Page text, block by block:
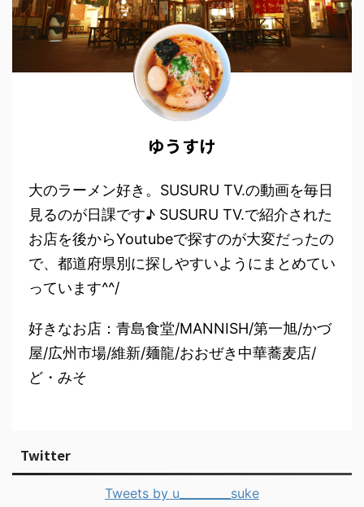
ゆうすけ
大のラーメン好き。SUSURU TV.の動画を毎日
見るのが日課です♪ SUSURU TV.で紹介された
お店を後からYoutubeで探すのが大変だったの
で、都道府県別に探しやすいようにまとめてい
っています^^/
好きなお店：青島食堂/MANNISH/第一旭/かづ
屋/広州市場/維新/麺龍/おおぜき中華蕎麦店/
ど・みそ
Twitter
Tweets by u_________suke